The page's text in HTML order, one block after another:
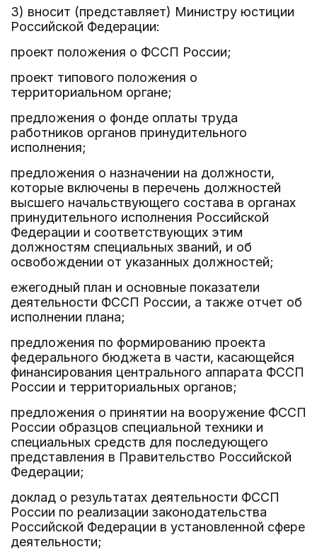
3) вносит (представляет) Министру юстиции
Российской Федерации:
проект положения о ФССП России;
проект типового положения о
территориальном органе;
предложения о фонде оплаты труда
работников органов принудительного
исполнения;
предложения о назначении на должности,
которые включены в перечень должностей
высшего начальствующего состава в органах
принудительного исполнения Российской
Федерации и соответствующих этим
должностям специальных званий, и об
освобождении от указанных должностей;
ежегодный план и основные показатели
деятельности ФССП России, а также отчет об
исполнении плана;
предложения по формированию проекта
федерального бюджета в части, касающейся
финансирования центрального аппарата ФССП
России и территориальных органов;
предложения о принятии на вооружение ФССП
России образцов специальной техники и
специальных средств для последующего
представления в Правительство Российской
Федерации;
доклад о результатах деятельности ФССП
России по реализации законодательства
Российской Федерации в установленной сфере
деятельности;